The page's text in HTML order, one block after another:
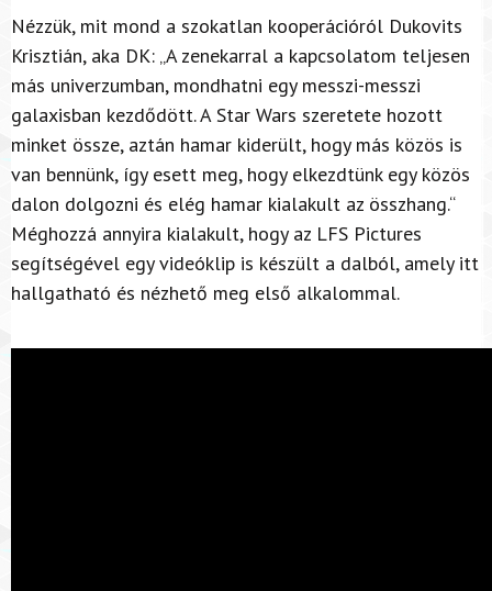
Nézzük, mit mond a szokatlan kooperációról Dukovits
Krisztián, aka DK: „A zenekarral a kapcsolatom teljesen
más univerzumban, mondhatni egy messzi-messzi
galaxisban kezdődött. A Star Wars szeretete hozott
minket össze, aztán hamar kiderült, hogy más közös is
van bennünk, így esett meg, hogy elkezdtünk egy közös
dalon dolgozni és elég hamar kialakult az összhang.“
Méghozzá annyira kialakult, hogy az LFS Pictures
segítségével egy videóklip is készült a dalból, amely itt
hallgatható és nézhető meg első alkalommal.